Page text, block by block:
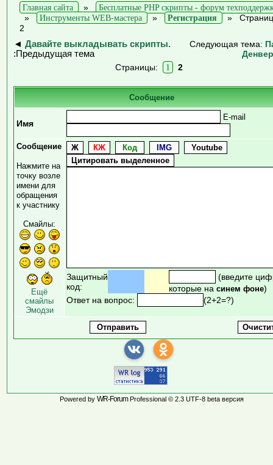
Главная сайта »
Бесплатные PHP скрипты - форум
»
Инструменты WEB-мастера » Регистрация »
2
◄ Давайте выкладывать скрипты.
:Предыдущая тема
Следующая тема:
Страницы:
1 2
Сообщение
Имя
E-mail
Сообщение
Нажмите на
точку возле
имени для
обращения
к участнику
Смайлы:
Ещё
смайлы
Эмодзи
Защитный
код:
(введите
которые на синем фоне)
Ответ на вопрос:
(2+2=?)
Powered by WR-ForumProfessional © 2.3 UTF-8 beta версия